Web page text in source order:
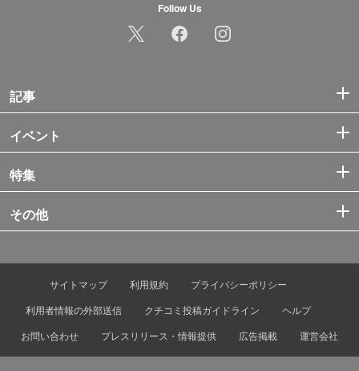
Follow Us
記事
イベント
特集
その他
サイトマップ 利用規約
プライバシーポリシー
利用者情報の外部送信
クチコミ投稿ガイドライン
ヘルプ
お問い合わせ
プレスリリース・情報提供 広告掲載 運営会社